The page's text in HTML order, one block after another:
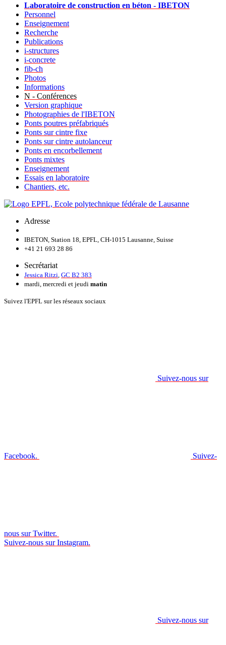
Laboratoire de construction en béton - IBETON
Personnel
Enseignement
Recherche
Publications
i-structures
i-concrete
fib-ch
Photos
Informations
N - Conférences
Version graphique
Photographies de l'IBETON
Ponts poutres préfabriqués
Ponts sur cintre fixe
Ponts sur cintre autolanceur
Ponts en encorbellement
Ponts mixtes
Enseignement
Essais en laboratoire
Chantiers, etc.
Adresse
IBETON, Station 18, EPFL, CH-1015 Lausanne, Suisse
+41 21 693 28 86
Secrétariat
Jessica Ritzi GC B2 383
mardi, mercredi et jeudi matin
Suivez l'EPFL sur les réseaux sociaux
Suivez-nous sur
Facebook. Suivez-
nous sur Twitter.
Suivez-nous sur Instagram.
Suivez-nous sur